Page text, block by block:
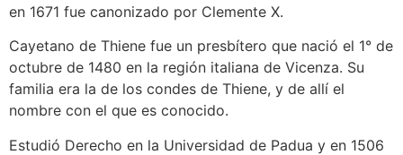
en 1671 fue canonizado por Clemente X.
Cayetano de Thiene fue un presbítero que nació el 1° de
octubre de 1480 en la región italiana de Vicenza. Su
familia era la de los condes de Thiene, y de allí el
nombre con el que es conocido.
Estudió Derecho en la Universidad de Padua y en 1506